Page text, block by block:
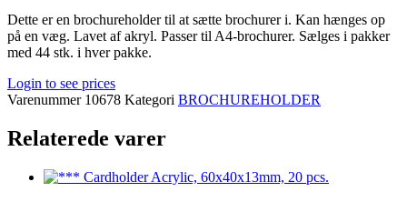
Dette er en brochureholder til at sætte brochurer i. Kan hænges op
på en væg. Lavet af akryl. Passer til A4-brochurer. Sælges i pakker
med 44 stk. i hver pakke.
Login to see prices
Varenummer 10678 Kategori BROCHUREHOLDER
Relaterede varer